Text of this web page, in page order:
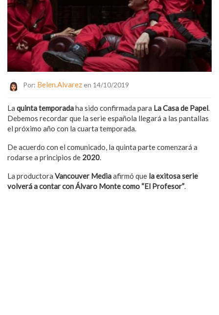
Por: Belen.alvarezen 14/10/2019
La quinta temporadaha sido confirmada para La Casa de Papel.
Debemos recordar que la serie española llegará a las pantallas
el próximo año con la cuarta temporada.
De acuerdo con el comunicado, la quinta parte comenzará a
rodarse a principios de 2020.
La productora Vancouver Mediaafirmó que la exitosa serie
volverá a contar con Álvaro Monte como “El Profesor”.